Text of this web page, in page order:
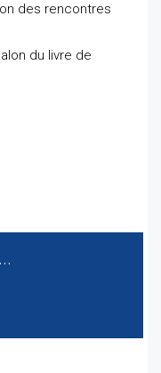
des rencontres
du livre de